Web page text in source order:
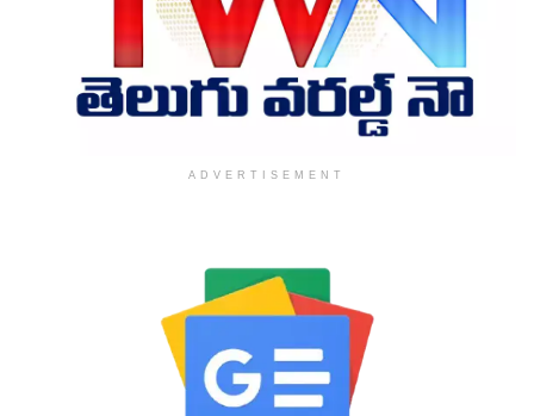
ADVERTISEMENT